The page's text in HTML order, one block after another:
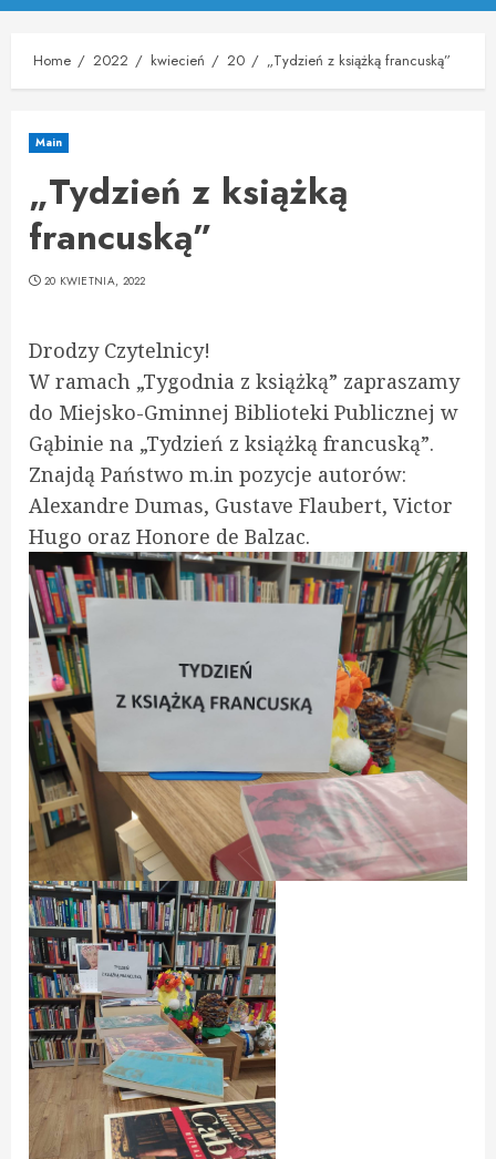
Menu
Home 2022 kwiecień 20 „Tydzień z książką francuską”
Main
„Tydzień z książką
francuską”
20 KWIETNIA, 2022
Drodzy Czytelnicy!
W ramach „Tygodnia z książką” zapraszamy
do Miejsko-Gminnej Biblioteki Publicznej w
Gąbinie na „Tydzień z książką francuską”.
Znajdą Państwo m.in pozycje autorów:
Alexandre Dumas, Gustave Flaubert, Victor
Hugo oraz Honore de Balzac.